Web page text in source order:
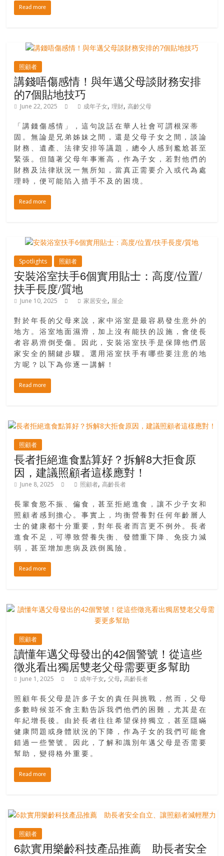
Read more
照顧者
講錢唔傷感情！與年邁父母談財務安排
的7個貼地技巧
June 22, 2025 成年子女,理財,高齡父母
「講錢傷感情」，這句說話在華人社會可謂根深蒂
固。無論是兄弟姊妹之間，還是父母子女之間，談論
財務、遺產、法律安排等議題，總令人感到尷尬甚至
緊張。但隨著父母年事漸高，作為子女，若對他們的
財務及法律狀況一無所知，當真正需要介入或代為處
理時，便可能陷入措手不及的困境。
Read more
Spotlights 照顧者
安裝浴室扶手6個實用貼士：高度/位置/
扶手長度/質地
June 10, 2025 家居安全, 屋企
對於年長的父母來說，家中浴室是最容易發生意外的
地方。浴室地面濕滑，加上沒有能扶的設施，會使長
者容易滑倒受傷。因此，安裝浴室扶手是保障他們居
家安全的關鍵步驟。選用浴室扶手有哪些要注意的地
方呢？以下為你逐一講解！
Read more
照顧者
長者拒絕進食點算好？拆解8大拒食原
因，建議照顧者這樣應對！
June 8, 2025 照顧者,高齡長者
長輩食慾不振、偏食，甚至拒絕進食，讓不少子女和
照顧者感到擔心。事實上，均衡營養對任何年齡層人
士的健康都十分重要，對年長者而言更不例外。長者
進食不足，可導致營養失衡、發體重下降、免疫力減
弱，甚至增加患病及跌倒風險。
Read more
照顧者
讀懂年邁父母發出的42個警號！從這些
徵兆看出獨居雙老父母需要更多幫助
June 1, 2025 成年子女,父母,高齡長者
照顧年長父母是許多子女的責任與挑戰，然而，父母
多數時候並不會主動告訴我們他們的困難，尤其是在
年紀增長後。由於長者往往希望保持獨立，甚至隱瞞
健康問題或身體狀況的下降，作為子女的我們可能會
錯過一些警號。因此，了解和識別年邁父母是否需要
幫助，變得格外重要。
Read more
照顧者
6款實用樂齡科技產品推薦 助長者安全